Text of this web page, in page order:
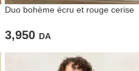
Duo bohème écru et rouge cerise
3,950 DA